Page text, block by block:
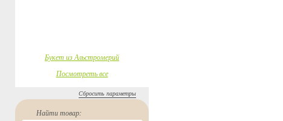
Букет из Альстромерий
Посмотреть все
Найти товар:
Сбросить параметры